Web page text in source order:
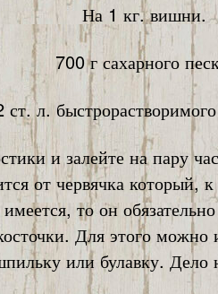
На 1 кг. вишни.
700 г сахарного
ст. л.
и залейте на пару
от червячка который,
то он
Для этого можно
или булавку. Дело